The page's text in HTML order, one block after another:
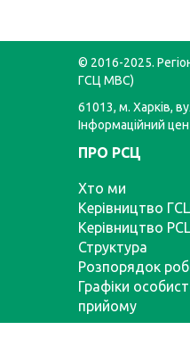
© 2016-2025.
ГСЦ МВС)
61013, м. Харків,
Інформаційний
ПРО РСЦ
Хто ми
Керівництво
Керівництво
Структура
Розпорядок
Графіки
прийому